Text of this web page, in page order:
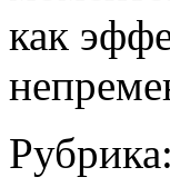
как
Рубрика: